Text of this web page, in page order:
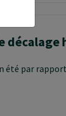
décalage
été par